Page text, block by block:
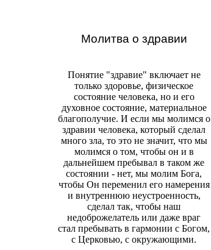
Молитва о здравии
Понятие "здравие" включает не
только здоровье, физическое
состояние человека, но и его
духовное состояние, материальное
благополучие. И если мы молимся о
здравии человека, который сделал
много зла, то это не значит, что мы
молимся о том, чтобы он и в
дальнейшем пребывал в таком же
состоянии - нет, мы молим Бога,
чтобы Он переменил его намерения
и внутреннюю неустроенность,
сделал так, чтобы наш
недоброжелатель или даже враг
стал пребывать в гармонии с Богом,
с Церковью, с окружающими.